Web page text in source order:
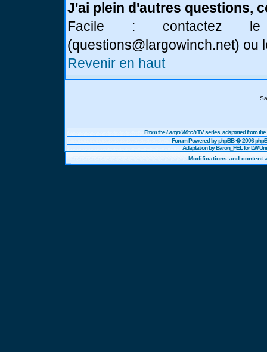
J'ai plein d'autres questions,
Facile : contactez
(questions@largowinch.net) ou
Revenir en haut
From theLargo WinchTV series, adaptated from
Forum Powered byphpBB� 2006
Adaptation by Baron_FEL for LW
Modifications and content